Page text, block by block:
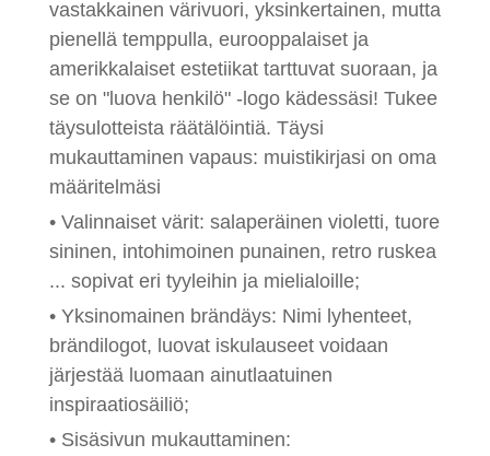
vastakkainen värivuori, yksinkertainen, mutta
pienellä temppulla, eurooppalaiset ja
amerikkalaiset estetiikat tarttuvat suoraan, ja
se on "luova henkilö" -logo kädessäsi! Tukee
täysulotteista räätälöintiä. Täysi
mukauttaminen vapaus: muistikirjasi on oma
määritelmäsi
• Valinnaiset värit: salaperäinen violetti, tuore
sininen, intohimoinen punainen, retro ruskea
... sopivat eri tyyleihin ja mielialoille;
• Yksinomainen brändäys: Nimi lyhenteet,
brändilogot, luovat iskulauseet voidaan
järjestää luomaan ainutlaatuinen
inspiraatiosäiliö;
• Sisäsivun mukauttaminen: